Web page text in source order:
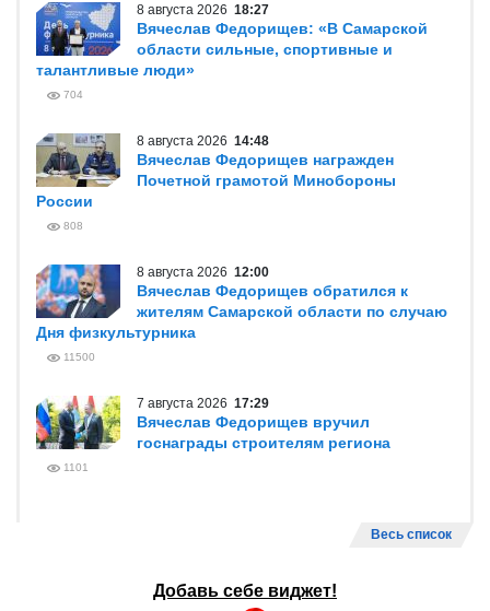
8 августа 2026 18:27
Вячеслав Федорищев: «В Самарской
области сильные, спортивные и
талантливые люди»
704
8 августа 2026 14:48
Вячеслав Федорищев награжден
Почетной грамотой Минобороны
России
808
8 августа 2026 12:00
Вячеслав Федорищев обратился к
жителям Самарской области по случаю
Дня физкультурника
11500
7 августа 2026 17:29
Вячеслав Федорищев вручил
госнаграды строителям региона
1101
Весь список
Добавь себе виджет!